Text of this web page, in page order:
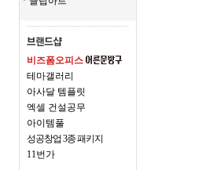
비즈폼오피스
테마갤러리
아사달 템플릿
엑셀 건설공무
아이템풀
성공창업 3종 패키지
11번가